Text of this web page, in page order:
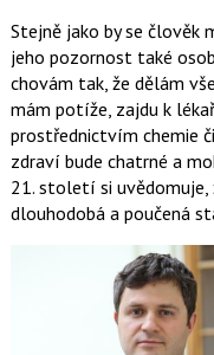
Stejně jako by se člověk
jeho pozornost také
chovám tak, že dělám
mám potíže, zajdu k
prostřednictvím chemie
zdraví bude chatrné a
21. století si
dlouhodobá a poučená